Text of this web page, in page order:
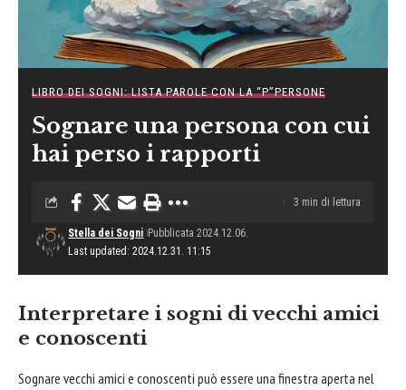
LIBRO DEI SOGNI: LISTA PAROLE CON LA “P”PERSONE
Sognare una persona con cui
hai perso i rapporti
Last updated: 2024.12.31. 11:15
Stella dei Sogni Pubblicata 2024.12.06.
3 min di lettura
Interpretare i sogni di vecchi amici
e conoscenti
Sognare vecchi amici e conoscenti può essere una finestra aperta nel